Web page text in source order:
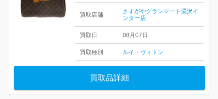
買取店舗
さすがやグランマート湯沢イ
ンター店
買取日 08月07日
買取種別 ルイ・ヴィトン
買取品詳細